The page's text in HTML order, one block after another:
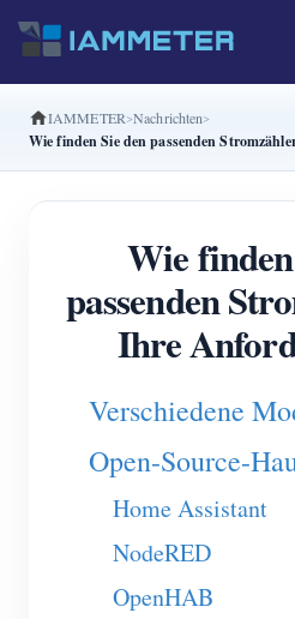
Produkte
Dreiphasiger Wi-Fi-
Dreiphasiger Wi-Fi-
Dreiphasiger Wi-Fi-
WiFi-Leistungsregler
IAMMETER Cloud Pro
Self-Hosting-Dienst
EV-Ladegerät
IAMMETER Simulator
IAMMETER Nachrichten
Wie finden Sie den passenden
Wie
passenden
Ihre
Verschiedene
Open-Source-
Home Assistant
NodeRED
OpenHAB